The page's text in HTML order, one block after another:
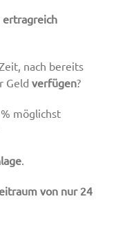
ertragreich
nach bereits
Geld verfügen?
möglichst
.
von nur 24